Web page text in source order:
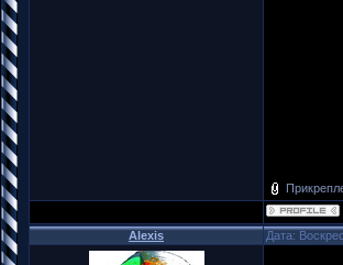
Alexis Дата: